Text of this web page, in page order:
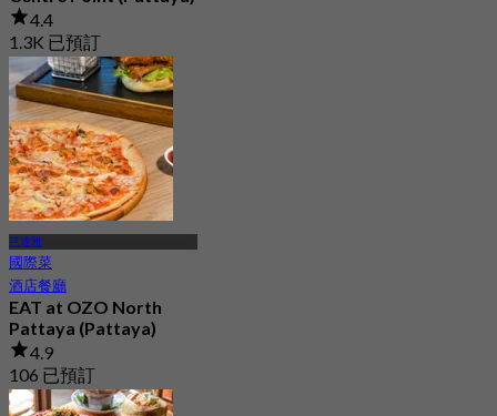
4.4
1.3K 已預訂
起 ฿ 700
芭達雅
國際菜
酒店餐廳
EAT at OZO North
Pattaya (Pattaya)
4.9
106 已預訂
起฿ 299